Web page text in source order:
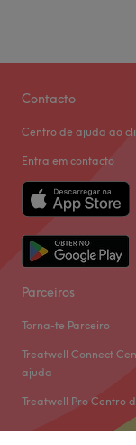
Contacto
Centro de ajuda ao
Entra em contacto
Parceiros
Torna-te Parceiro
Treatwell Connect
ajuda
Treatwell Pro Centro